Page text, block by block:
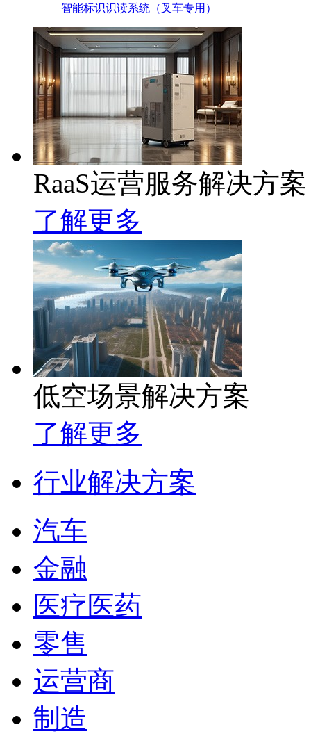
智能标识识读系统（叉车专用）
RaaS运营服务解决方案
了解更多
低空场景解决方案
了解更多
行业解决方案
汽车
金融
医疗医药
零售
运营商
制造